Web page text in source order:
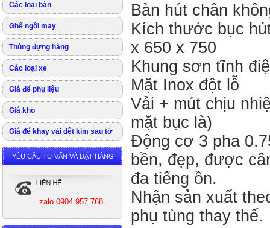
Các loại bàn
Ghế ngồi may
Thùng đựng hàng
Các loại xe
Giá để phụ liệu
Giá kho
Giá để khay vải dệt kim sau tở
YÊU CẦU TƯ VẤN VÀ ĐẶT HÀNG
zalo 0904.957.768
Bàn hút chân
Kích thước bục
x 650 x 750
Khung sơn tĩnh
Mặt Inox đột lỗ
Vải + mút chịu
mặt bục là)
Động cơ 3 pha
bền, đẹp, được
đa tiếng ồn.
Nhận sản xuất
phụ tùng thay thế.